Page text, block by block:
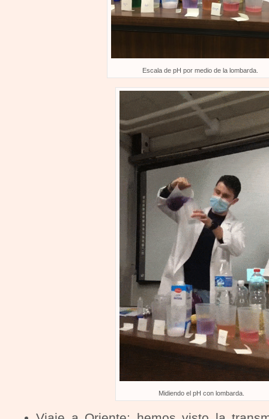
Escala de pH por medio de la lombarda.
Midiendo el pH con lombarda.